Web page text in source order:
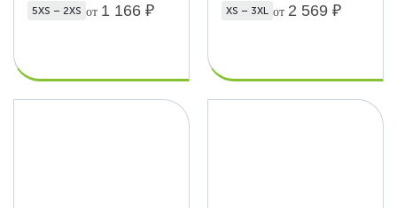
5XS – 2XS от 1 166 ₽ XS – 3XL от 2 569 ₽